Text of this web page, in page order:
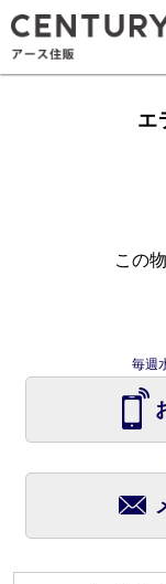
エ
この
毎週